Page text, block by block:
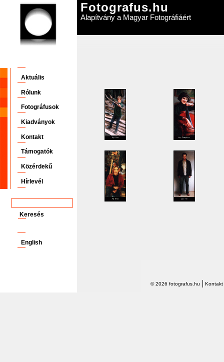
Fotografus.hu
Alapítvány a Magyar Fotográfiáért
Aktuális
Rólunk
Fotográfusok
Kiadványok
Kontakt
Támogatók
Közérdekű
Hírlevél
English
© 2026 fotografus.hu Kontakt